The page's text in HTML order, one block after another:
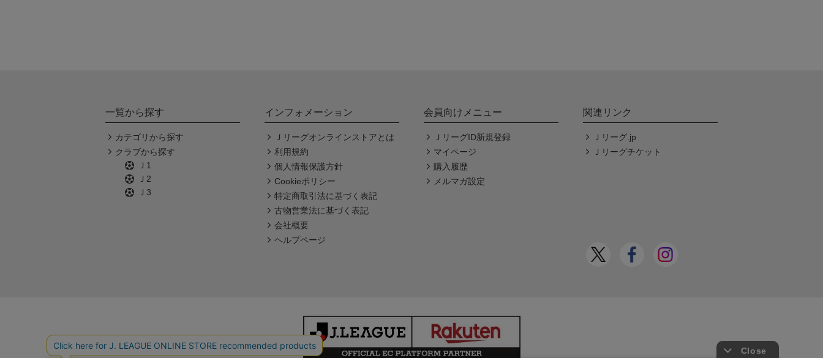
一覧から探す
カテゴリから探す
クラブから探す
Ｊ1
Ｊ2
Ｊ3
インフォメーション
Ｊリーグオンラインストアとは
利用規約
個人情報保護方針
Cookieポリシー
特定商取引法に基づく表記
古物営業法に基づく表記
会社概要
ヘルプページ
会員向けメニュー
ＪリーグID新規登録
マイページ
購入履歴
メルマガ設定
関連リンク
Ｊリーグ.jp
Ｊリーグチケット